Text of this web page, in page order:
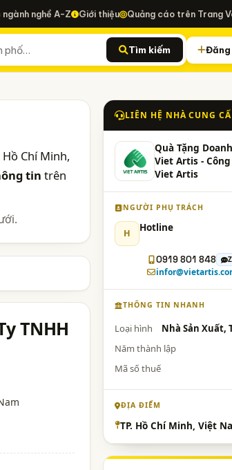
ngành nghề A-Z Giới thiệu Quảng cáo trên Trang
Tìm kiếm Đăng
Hồ Chí Minh,
tin trên
TNHH
LIÊN HỆ NHÀ CUNG
Quà Tặng
Viet Artis - Công
Viet Artis
NGƯỜI PHỤ TRÁCH
H Hotline
0919 801 848
THÔNG TIN NHANH
Loại hình
Nhà Sản Xuất,
Năm thành lập
Mã số thuế
ĐỊA ĐIỂM
TP. Hồ Chí Minh, Việt